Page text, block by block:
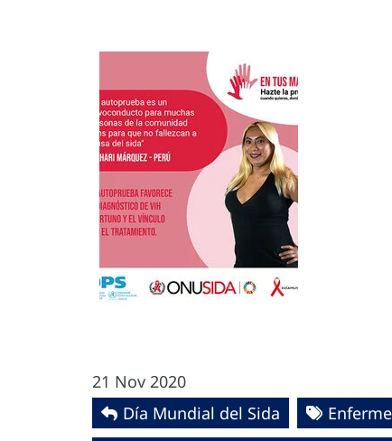
21 Nov 2020
Día Mundial del Sida